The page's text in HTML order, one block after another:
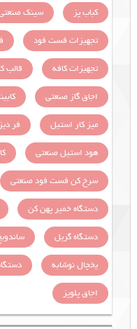
کباب پز سینک
تجهیزات فست فود
تجهیزات کافه
قالب
اجاق گاز صنعتی
میز کار استیل
فر
هود استیل صنعتی
سرخ کن فست فود صنعتی
دستگاه خمیر پهن کن
دستگاه گریل
یخچال نوشابه
اجاق پلوپز